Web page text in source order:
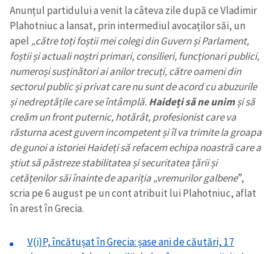
Anunțul partidului a venit la câteva zile după ce Vladimir
Plahotniuc a lansat, prin intermediul avocaților săi, un
apel „către toți foștii mei colegi din Guvern și Parlament,
foștii și actuali noștri primari, consilieri, funcționari publici,
numeroși susținători ai anilor trecuți, către oameni din
sectorul public și privat care nu sunt de acord cu abuzurile
și nedreptățile care se întâmplă.Haideți să ne unimși să
creăm un front puternic, hotărât, profesionist care va
răsturna acest guvern incompetent și îl va trimite la groapa
de gunoi a istoriei Haideți să refacem echipa noastră care a
știut să păstreze stabilitatea și securitatea țării și
cetățenilor săi înainte de apariția „vremurilor galbene”,
scria pe 6 august pe un cont atribuit lui Plahotniuc, aflat
în arest în Grecia.
V(i)P, încătușat în Grecia: șase ani de căutări, 17
ȘTIREA MEA
Titlu știre+ Adaugă titlu
Fotografie
+ Încarcă imagine